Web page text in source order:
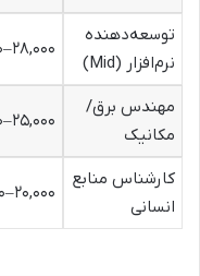
توسعه‌دهنده
نرم‌افزار (Mid)
۲۸,۰۰۰–۴۵,۰۰۰
مهندس برق/
مکانیک
۲۵,۰۰۰–۴۰,۰۰۰
کارشناس منابع
انسانی
۲۰,۰۰۰–۳۲,۰۰۰